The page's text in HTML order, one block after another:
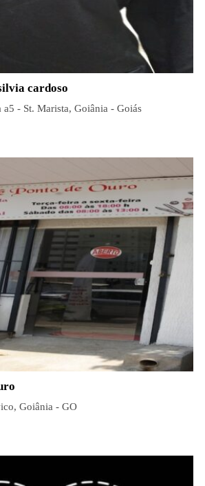
cardoso
a5 - St. Marista, Goiânia - Goiás
Goiânia - GO